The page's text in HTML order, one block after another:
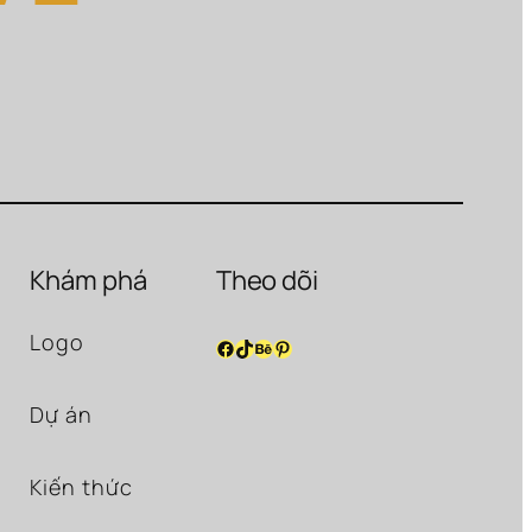
Khám phá
Logo
Dự án
Kiến thức
Theo dõi
Facebook
TikTok
Behance
Pinterest